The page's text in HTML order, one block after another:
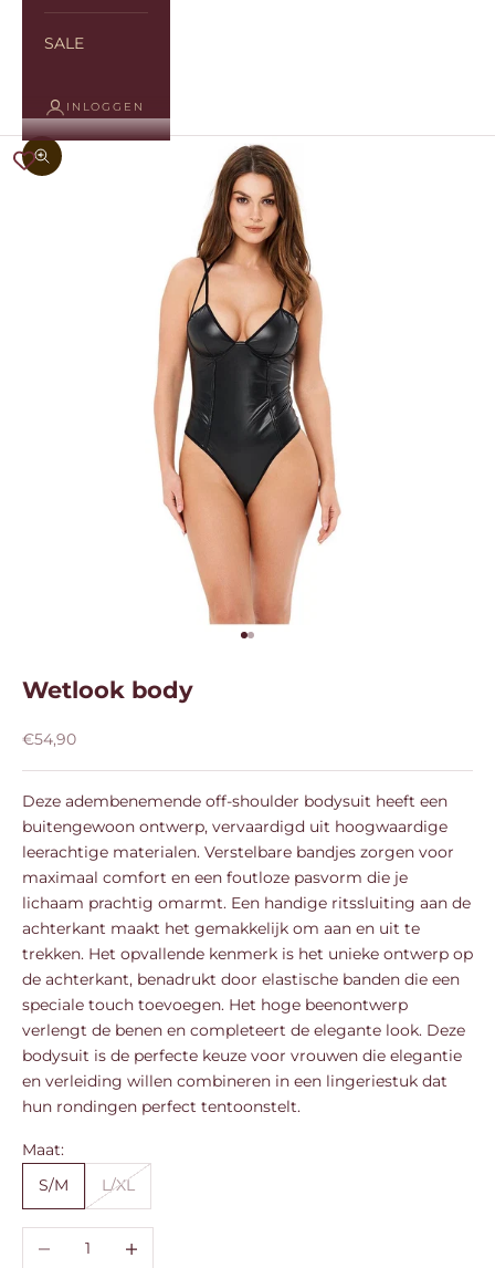
SALE
INLOGGEN
In-/uitzoomen
Naar artikel 1
Naar artikel 2
Wetlook body
Aanbiedingsprijs
€54,90
Deze adembenemende off-shoulder bodysuit heeft een
buitengewoon ontwerp, vervaardigd uit hoogwaardige
leerachtige materialen. Verstelbare bandjes zorgen voor
maximaal comfort en een foutloze pasvorm die je
lichaam prachtig omarmt. Een handige ritssluiting aan de
achterkant maakt het gemakkelijk om aan en uit te
trekken. Het opvallende kenmerk is het unieke ontwerp op
de achterkant, benadrukt door elastische banden die een
speciale touch toevoegen. Het hoge beenontwerp
verlengt de benen en completeert de elegante look. Deze
bodysuit is de perfecte keuze voor vrouwen die elegantie
en verleiding willen combineren in een lingeriestuk dat
hun rondingen perfect tentoonstelt.
Maat:
S/M
L/XL
Aantal verlagenAantal verhogen